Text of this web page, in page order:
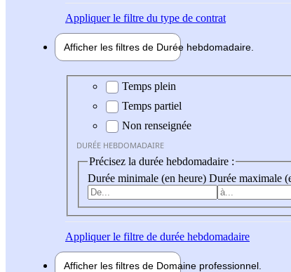
Appliquerle filtre du type de contrat
Afficher les filtres de Durée hebdomadaire
Durée hebdomadaire
Temps plein
Temps partiel
Non renseignée
DURÉE HEBDOMADAIRE
Précisez la durée hebdomadaire :
Durée minimale (en heure) Durée maximale
Appliquerle filtre de durée hebdomadaire
Afficher les filtres de Domaine professionnel